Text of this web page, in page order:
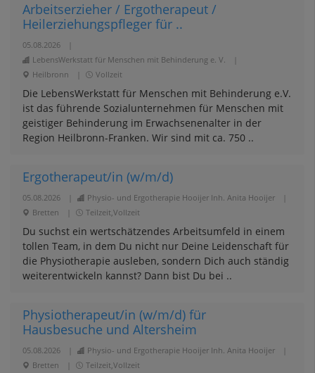
Arbeitserzieher / Ergotherapeut /
Heilerziehungspfleger für ..
05.08.2026
LebensWerkstatt für Menschen mit Behinderung e. V.
Heilbronn
Vollzeit
Die LebensWerkstatt für Menschen mit Behinderung e.V.
ist das führende Sozialunternehmen für Menschen mit
geistiger Behinderung im Erwachsenenalter in der
Region Heilbronn-Franken. Wir sind mit ca. 750 ..
Ergotherapeut/in (w/m/d)
05.08.2026 Physio- und Ergotherapie Hooijer Inh. Anita Hooijer
Bretten
Teilzeit,Vollzeit
Du suchst ein wertschätzendes Arbeitsumfeld in einem
tollen Team, in dem Du nicht nur Deine Leidenschaft für
die Physiotherapie ausleben, sondern Dich auch ständig
weiterentwickeln kannst? Dann bist Du bei ..
Physiotherapeut/in (w/m/d) für
Hausbesuche und Altersheim
05.08.2026 Physio- und Ergotherapie Hooijer Inh. Anita Hooijer
Bretten
Teilzeit,Vollzeit